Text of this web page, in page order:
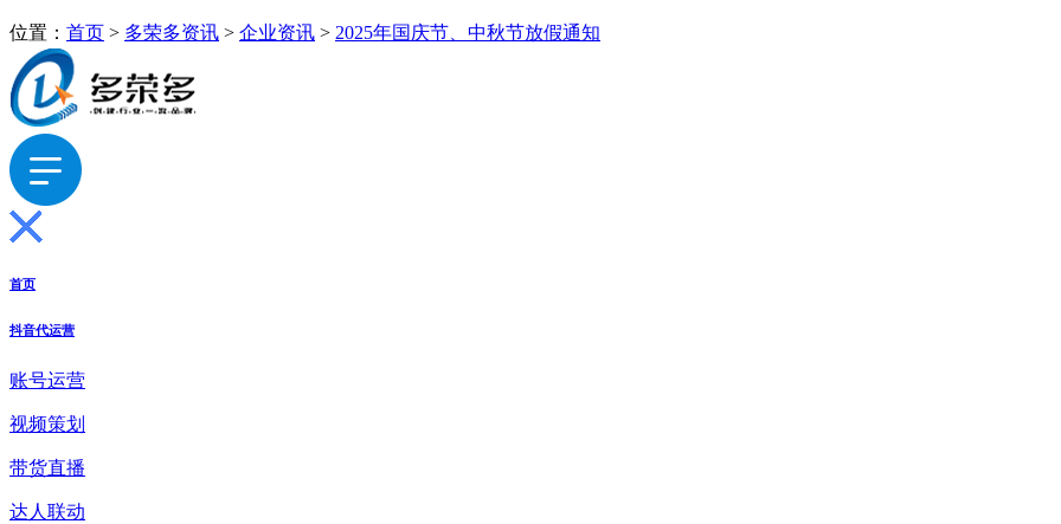
位置： 首页 > 多荣多资讯 > 企业资讯 > 2025年国庆节、中秋节放假通知
首页
抖音代运营
账号运营
视频策划
带货直播
达人联动